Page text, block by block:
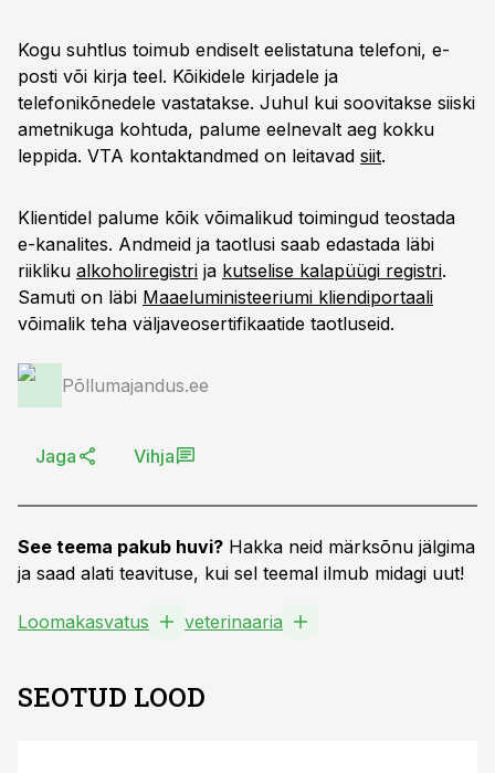
Kogu suhtlus toimub endiselt eelistatuna telefoni, e-
posti või kirja teel. Kõikidele kirjadele ja
telefonikõnedele vastatakse. Juhul kui soovitakse siiski
ametnikuga kohtuda, palume eelnevalt aeg kokku
leppida. VTA kontaktandmed on leitavad siit.
Klientidel palume kõik võimalikud toimingud teostada
e-kanalites. Andmeid ja taotlusi saab edastada läbi
riikliku alkoholiregistri ja kutselise kalapüügi registri.
Samuti on läbi Maaeluministeeriumi kliendiportaali
võimalik teha väljaveosertifikaatide taotluseid.
Põllumajandus.ee
Jaga Vihja
See teema pakub huvi? Hakka neid märksõnu jälgima
ja saad alati teavituse, kui sel teemal ilmub midagi uut!
Loomakasvatus veterinaaria
SEOTUD LOOD